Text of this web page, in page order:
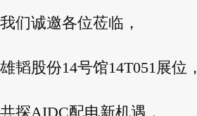
我们诚邀各位莅临，
雄韬股份14号馆14T051展位，
共探AIDC配电新机遇，